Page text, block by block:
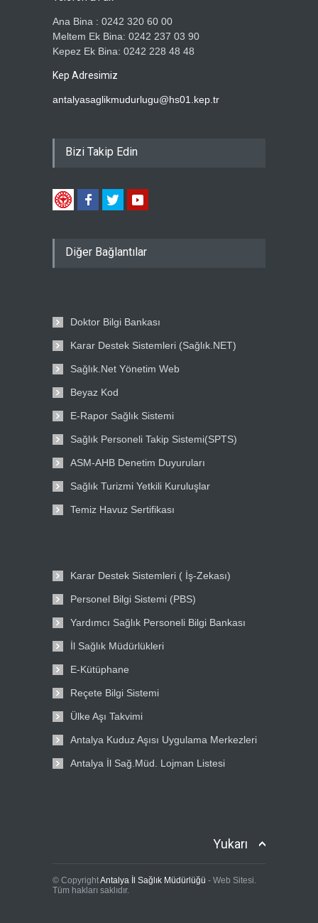
Ana Bina : 0242 320 60 00
Meltem Ek Bina: 0242 237 03 90
Kepez Ek Bina: 0242 228 48 48
Kep Adresimiz
antalyasaglikmudurlugu@hs01.kep.tr
Bizi Takip Edin
Diğer Bağlantılar
Doktor Bilgi Bankası
Karar Destek Sistemleri (Sağlık.NET)
Sağlık.Net Yönetim Web
Beyaz Kod
E-Rapor Sağlık Sistemi
Sağlık Personeli Takip Sistemi(SPTS)
ASM-AHB Denetim Duyuruları
Sağlık Turizmi Yetkili Kuruluşlar
Temiz Havuz Sertifikası
Karar Destek Sistemleri ( İş-Zekası)
Personel Bilgi Sistemi (PBS)
Yardımcı Sağlık Personeli Bilgi Bankası
İl Sağlık Müdürlükleri
E-Kütüphane
Reçete Bilgi Sistemi
Ülke Aşı Takvimi
Antalya Kuduz Aşısı Uygulama Merkezleri
Antalya İl Sağ.Müd. Lojman Listesi
Yukarı
© CopyrightAntalya İl Sağlık Müdürlüğü - Web Sitesi.
Tüm hakları saklıdır.